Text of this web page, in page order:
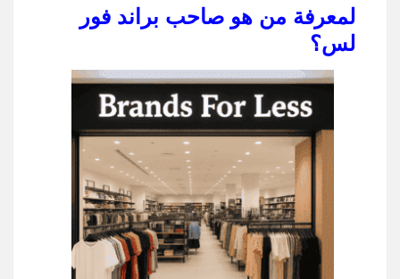
تبوك
بارك مول
مول جبويل سنومي
لمعرفة من هو صاحب براند فور
لس؟